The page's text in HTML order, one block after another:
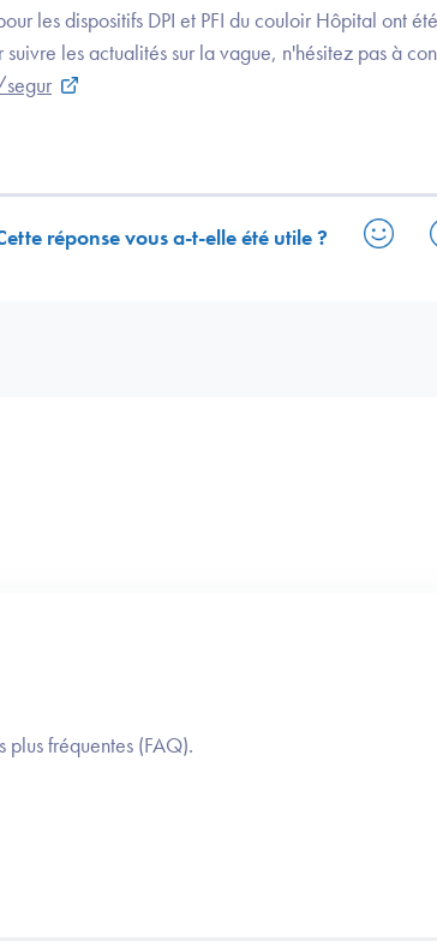
les dispositifs DPI et PFI du couloir Hôpital ont
les actualités sur la vague, n'hésitez pas à
réponse vous a-t-elle été utile ?
plus fréquentes (FAQ).